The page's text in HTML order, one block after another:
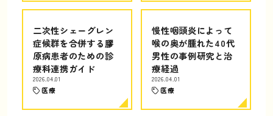
二次性シェーグレン
症候群を合併する膠
原病患者のための診
療科連携ガイド
2026.04.01
医療
慢性咽頭炎によって
喉の奥が腫れた40代
男性の事例研究と治
療経過
2026.04.01
医療